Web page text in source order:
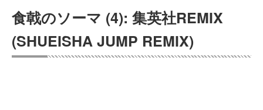
購入管理
Myシェルフ
食戟のソーマ (4): 集英社REMIX
(SHUEISHA JUMP REMIX)